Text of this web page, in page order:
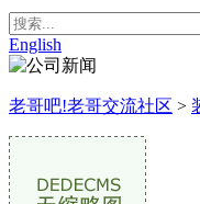
English
老哥吧!老哥交流社区 >